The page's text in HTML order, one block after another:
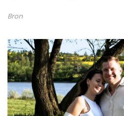
Bron